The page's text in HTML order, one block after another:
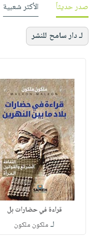
صدر حديثاً الأكثر شعبية
لـ دار سامح للنشر
قراءة في حضارات بل
لـ ملكون ملكون